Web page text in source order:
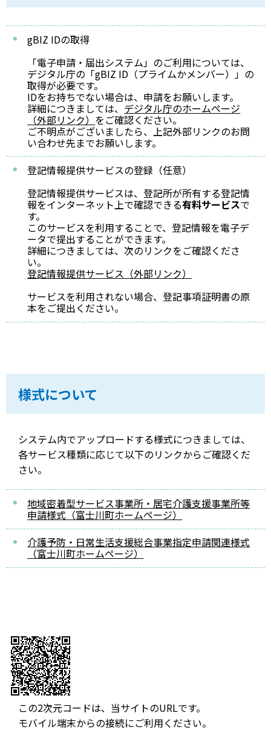
gBIZ IDの取得
「電子申請・届出システム」のご利用については、
デジタル庁の「gBIZ ID（プライムかメンバー）」の
取得が必要です。
IDをお持ちでない場合は、申請をお願いします。
詳細につきましては、 デジタル庁のホームページ
（外部リンク） をご確認ください。
ご不明点がございましたら、上記外部リンクのお問
い合わせ先までお願いします。
登記情報提供サービスの登録（任意）
登記情報提供サービスは、登記所が所有する登記情
報をインターネット上で確認できる有料サービスで
す。
このサービスを利用することで、登記情報を電子デ
ータで提出することができます。
詳細につきましては、次のリンクをご確認くださ
い。
登記情報提供サービス（外部リンク）
サービスを利用されない場合、登記事項証明書の原
本をご提出ください。
様式について
システム内でアップロードする様式につきましては、
各サービス種類に応じて以下のリンクからご確認くだ
さい。
地域密着型サービス事業所・居宅介護支援事業所等
申請様式（富士川町ホームページ）
介護予防・日常生活支援総合事業指定申請関連様式
（富士川町ホームページ）
この2次元コードは、当サイトのURLです。
モバイル端末からの接続にご利用ください。